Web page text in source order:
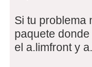
Si tu problema
paquete
el a.limfront y